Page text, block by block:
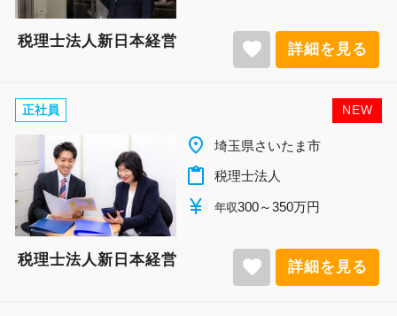
税理士法人新日本経営 favorite 詳細を見る
NEW
正社員
place 埼玉県さいたま市
content_paste 税理士法人
currency_yen 年収300～350万円
税理士法人新日本経営 favorite 詳細を見る